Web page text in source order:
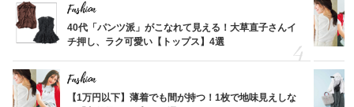
Fashion
40代「パンツ派」がこなれて見える！大草直子さんイ
チ押し、ラク可愛い【トップス】4選
Fashion
【1万円以下】薄着でも間が持つ！1枚で地味見えしな